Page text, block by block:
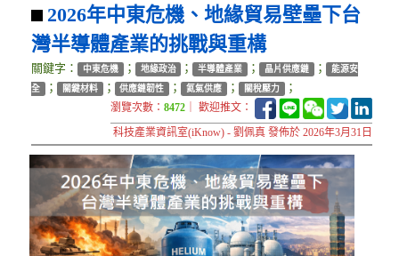
2026年中東危機、地緣貿易壁壘下台
灣半導體產業的挑戰與重構
關鍵字： 中東危機 ； 地緣政治 ； 半導體產業 ； 晶片供應鏈 ；
能源安
全 ； 關鍵材料 ； 供應鏈韌性 ； 氦氣供應 ； 關稅壓力 ；
瀏覽次數：8472 ｜ 歡迎推文：
科技產業資訊室(iKnow) - 劉佩真 發佈於 2026年3月31日